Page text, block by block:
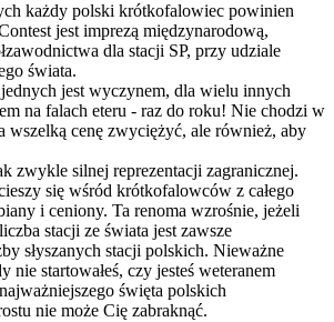
każdy polski krótkofalowiec powinien
jest imprezą międzynarodową,
dla stacji SP, przy udziale
świata.
jest wyczynem, dla wielu innych
na falach eteru - raz do roku! Nie chodzi w
wszelką cenę zwyciężyć, ale również, aby
zwykle silnej reprezentacji zagranicznej.
się wśród krótkofalowców z całego
i ceniony. Ta renoma wzrośnie, jeżeli
stacji ze świata jest zawsze
słyszanych stacji polskich. Nieważne
nie startowałeś, czy jesteś weteranem
święta polskich
nie może Cię zabraknąć.